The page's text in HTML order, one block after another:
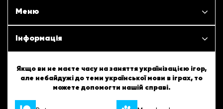
Меню
Наші проєкти
Інформація
ШБТурнір
ШБТворчість
Якщо ви не маєте часу на заняття українізацією ігор,
але небайдужі до теми української мови в іграх, то
можете допомогти нашій справі.